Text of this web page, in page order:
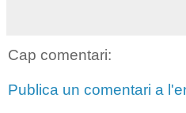
Cap comentari:
Publica un comentari a